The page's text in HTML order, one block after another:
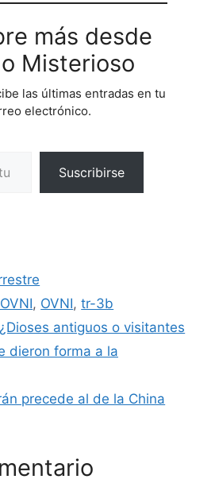
más desde
Misterioso
las últimas entradas en tu
electrónico.
Suscribirse
, OVNI,tr-3b
antiguos o visitantes
dieron forma a la
precede al de la China